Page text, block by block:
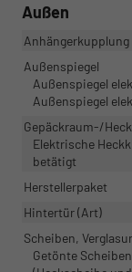
Außen
Anhängerkupplung
Außenspiegel
Außenspiegel
Außenspiegel
Gepäckraum-/
Elektrische
betätigt
Herstellerpaket
Hintertür (Art)
Scheiben,
Getönte